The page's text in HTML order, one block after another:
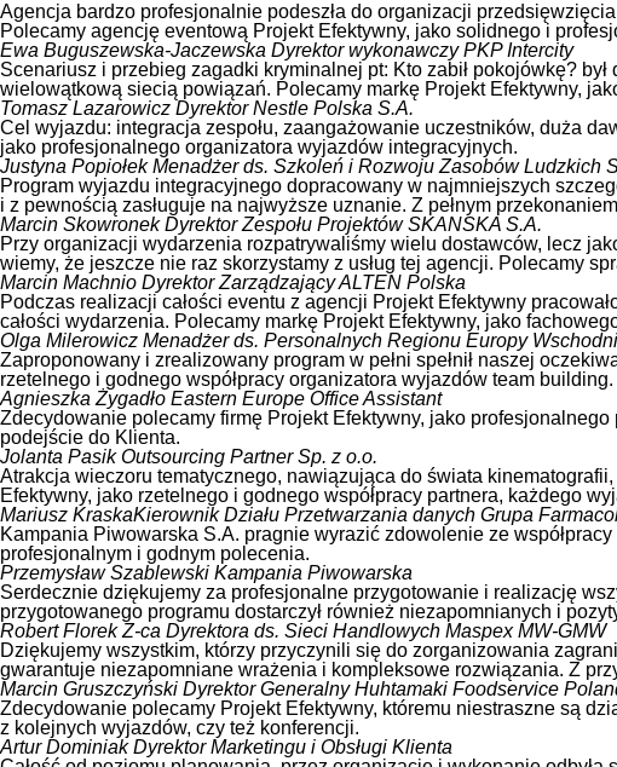
Agencja bardzo profesjonalnie podeszła do organizacji
Polecamy agencję eventową Projekt Efektywny, jako solidnego i
Ewa Buguszewska-Jaczewska Dyrektor wykonawczy PKP Intercity
Scenariusz i przebieg zagadki kryminalnej pt: Kto zabił pokojówkę?
wielowątkową siecią powiązań. Polecamy markę Projekt Efektywny,
Tomasz Lazarowicz Dyrektor Nestle Polska S.A.
Cel wyjazdu: integracja zespołu, zaangażowanie uczestników, duża
jako profesjonalnego organizatora wyjazdów integracyjnych.
Justyna PopiołekMenadżer ds. Szkoleń i Rozwoju Zasobów Ludzkich
Program wyjazdu integracyjnego dopracowany w najmniejszych
i z pewnością zasługuje na najwyższe uznanie. Z pełnym
Marcin SkowronekDyrektor Zespołu Projektów SKANSKA S.A.
Przy organizacji wydarzenia rozpatrywaliśmy wielu dostawców, lecz
wiemy, że jeszcze nie raz skorzystamy z usług tej agencji. Polecamy
Marcin Machnio Dyrektor Zarządzający ALTEN Polska
Podczas realizacji całości eventu z agencji Projekt Efektywny
całości wydarzenia. Polecamy markę Projekt Efektywny, jako
Olga Milerowicz Menadżer ds. Personalnych Regionu Europy
Zaproponowany i zrealizowany program w pełni spełnił naszej
rzetelnego i godnego współpracy organizatora wyjazdów team building.
Agnieszka Żygadło Eastern Europe Office Assistant
Zdecydowanie polecamy firmę Projekt Efektywny, jako
podejście do Klienta.
Jolanta PasikOutsourcing Partner Sp. z o.o.
Atrakcja wieczoru tematycznego, nawiązująca do świata
Efektywny, jako rzetelnego i godnego współpracy partnera, każdego
Mariusz KraskaKierownik Działu Przetwarzania danych Grupa
Kampania Piwowarska S.A. pragnie wyrazić zdowolenie ze
profesjonalnym i godnym polecenia.
Przemysław Szablewski Kampania Piwowarska
Serdecznie dziękujemy za profesjonalne przygotowanie i realizację
przygotowanego programu dostarczył również niezapomnianych i
Robert FlorekZ-ca Dyrektora ds. Sieci Handlowych Maspex MW-GMW
Dziękujemy wszystkim, którzy przyczynili się do zorganizowania
gwarantuje niezapomniane wrażenia i kompleksowe rozwiązania. Z
Marcin Gruszczyński Dyrektor Generalny Huhtamaki Foodservice
Zdecydowanie polecamy Projekt Efektywny, któremu niestraszne są
z kolejnych wyjazdów, czy też konferencji.
Artur DominiakDyrektor Marketingu i Obsługi Klienta